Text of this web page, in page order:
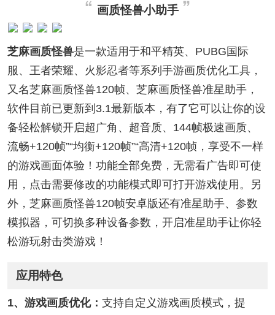
画质怪兽小助手
芝麻画质怪兽是一款适用于和平精英、PUBG国际
服、王者荣耀、火影忍者等系列手游画质优化工具，
又名芝麻画质怪兽120帧、芝麻画质怪兽准星助手，
软件目前已更新到3.1最新版本，有了它可以让你的设
备轻松解锁开启超广角、超音质、144帧极速画质、
流畅+120帧”“均衡+120帧”“高清+120帧，享受不一样
的游戏画面体验！功能全部免费，无需看广告即可使
用，点击需要修改的功能模式即可打开游戏使用。另
外，芝麻画质怪兽120帧安卓版还有准星助手、参数
模拟器，可切换多种设备参数，开启准星助手让你轻
松游玩射击类游戏！
应用特色
1、游戏画质优化： 支持自定义游戏画质模式，提